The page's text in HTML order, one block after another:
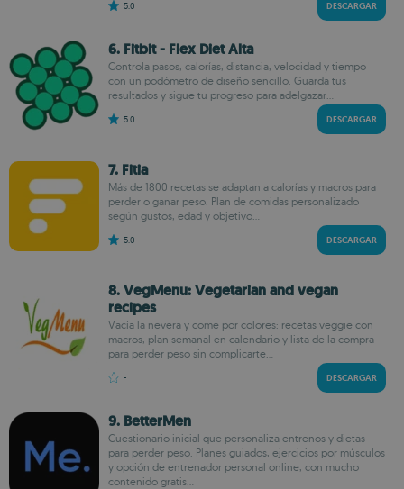
5.0 DESCARGAR
6. Fitbit - Flex Diet Alta
Controla pasos, calorías, distancia, velocidad y tiempo
con un podómetro de diseño sencillo. Guarda tus
resultados y sigue tu progreso para adelgazar...
5.0 DESCARGAR
7. Fitia
Más de 1800 recetas se adaptan a calorías y macros para
perder o ganar peso. Plan de comidas personalizado
según gustos, edad y objetivo...
5.0 DESCARGAR
8. VegMenu: Vegetarian and vegan
recipes
Vacía la nevera y come por colores: recetas veggie con
macros, plan semanal en calendario y lista de la compra
para perder peso sin complicarte...
- DESCARGAR
9. BetterMen
Cuestionario inicial que personaliza entrenos y dietas
para perder peso. Planes guiados, ejercicios por músculos
y opción de entrenador personal online, con mucho
contenido gratis...